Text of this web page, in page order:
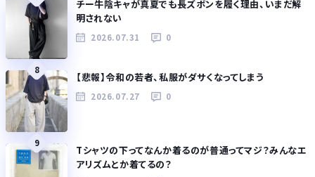
チー牛陰キャが真夏でも長ズボンを履く理由、いまだ解
明されない
2026.07.31 0
8
【悲報】令和の若者、私服がダサくなってしまう
2026.07.27 0
9
Tシャツの下ってなんか着るのが普通ってマジ？みんなエ
アリズムとか着てるの？